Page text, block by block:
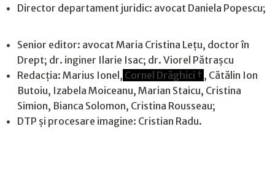
Director departament juridic: avocat Daniela Popescu;
Senior editor: avocat Maria Cristina Leţu, doctor în
Drept; dr. inginer Ilarie Isac; dr. Viorel Pătrașcu
Redacţia: Marius Ionel, Cornel Drăghici † , Cătălin Ion
Butoiu, Izabela Moiceanu, Marian Staicu, Cristina
Simion, Bianca Solomon, Cristina Rousseau;
DTP și procesare imagine: Cristian Radu.